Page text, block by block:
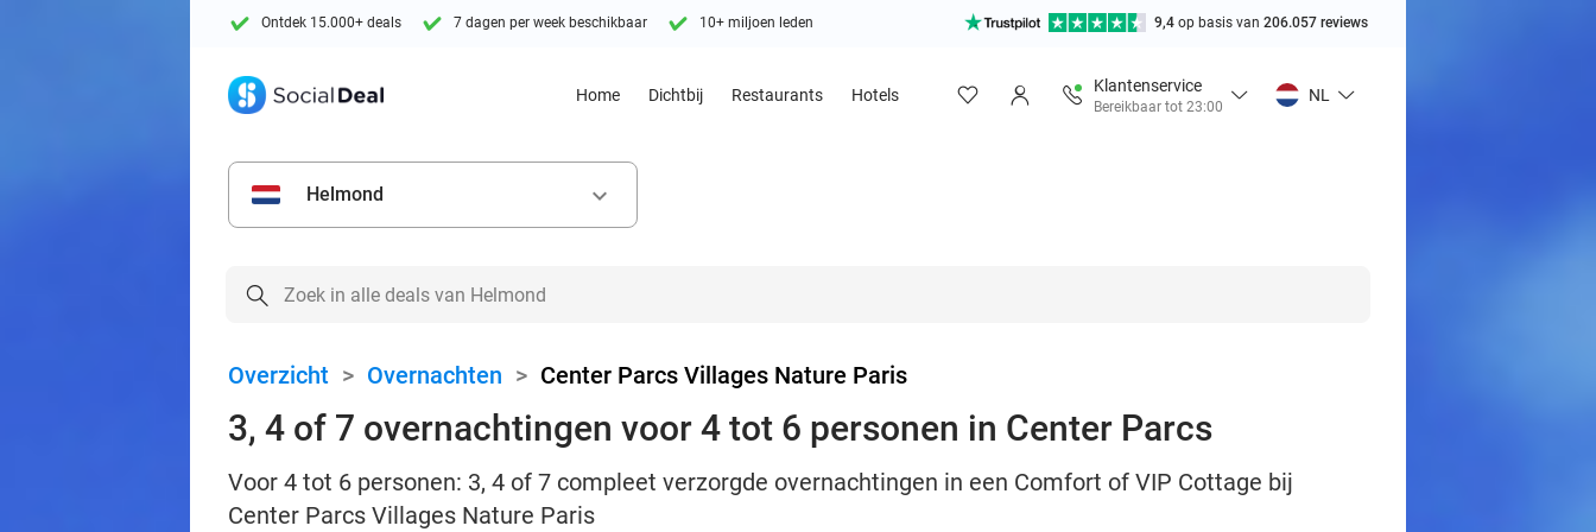
Ontdek 15.000+ deals 7 dagen per week beschikbaar 10+ miljoen leden 9,4 op basis van 206.057 reviews
Home Dichtbij Restaurants Hotels
Klantenservice
Bereikbaar tot 23:00
NL
Helmond keyboard_arrow_down
Overzicht > Overnachten > Center Parcs Villages Nature Paris
3, 4 of 7 overnachtingen voor 4 tot 6 personen in Center Parcs
Voor 4 tot 6 personen: 3, 4 of 7 compleet verzorgde overnachtingen in een Comfort of VIP Cottage bij
Center Parcs Villages Nature Paris